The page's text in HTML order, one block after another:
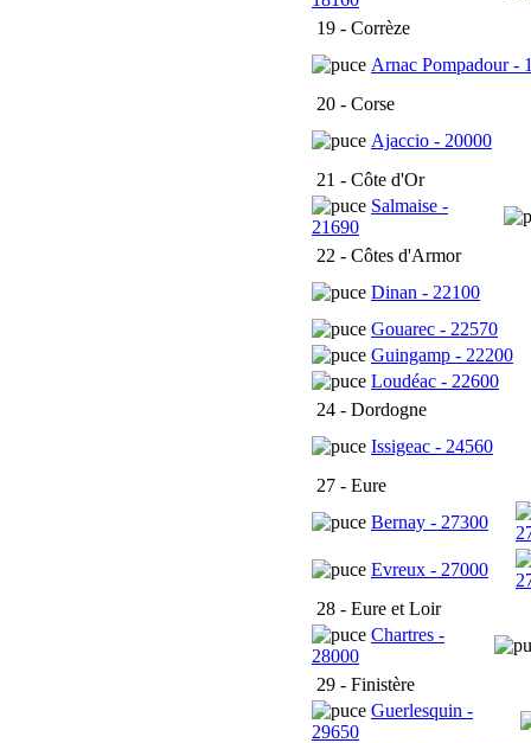
19 - Corrèze
Arnac Pompadour -
20 - Corse
Ajaccio - 20000
21 - Côte d'Or
Salmaise -
21690
22 - Côtes d'Armor
Dinan - 22100
Gouarec - 22570
Guingamp - 22200
Loudéac - 22600
24 - Dordogne
Issigeac - 24560
27 - Eure
Bernay - 27300
Evreux - 27000
28 - Eure et Loir
Chartres -
28000
29 - Finistère
Guerlesquin -
29650